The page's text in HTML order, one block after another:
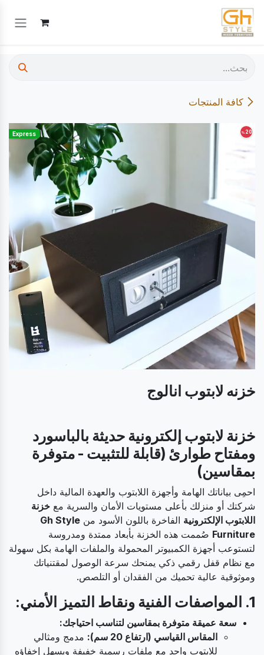
تخطي للذهاب إلى المحتوى
كافة المنتجات
Express 20
%
خزنه لابتوب انالوج
خزنة لابتوب إلكترونية حديثة بالباسورد
ومفتاح طوارئ (قابلة للتثبيت - متوفرة
بمقاسين)
احمِى بياناتك الهامة وأجهزة اللابتوب والعهدة المالية داخل
شركتك أو منزلك بأعلى مستويات الأمان والسرية مع خزنة
اللابتوب الإلكترونية الفاخرة باللون الأسود من Gh Style
Furniture صُممت هذه الخزنة بأبعاد ممتدة ومدروسة
لتستوعب أجهزة الكمبيوتر المحمولة والملفات الهامة بكل سهولة
مع نظام قفل رقمي ذكي يمنحك سرعة الوصول لمقتنياتك
وموثوقية عالية تحميك من الفقدان أو التلصص.
1. المواصفات الفنية ونقاط التميز الأمني:
سعة عميقة متوفرة بمقاسين لتناسب احتياجك:
المقاس القياسي (ارتفاع 20 سم):
مدمج ومثالي
للابتوب واحد مع ملفات رسمية خفيفة ويسهل إخفاؤه